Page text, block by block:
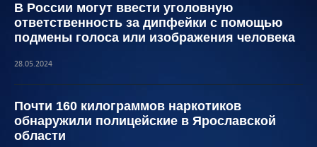
В России могут ввести уголовную
ответственность за дипфейки с помощью
подмены голоса или изображения человека
28.05.2024
Почти 160 килограммов наркотиков
обнаружили полицейские в Ярославской
области